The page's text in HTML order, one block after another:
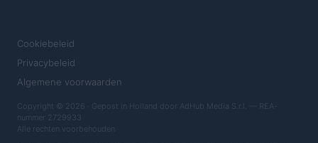
Cookiebeleid
Privacybeleid
Algemene voorwaarden
Copyright © 2026 · Gepost in Holland door AdHub Media S.r.l. — REA-
nummer 2729933
Alle rechten voorbehouden